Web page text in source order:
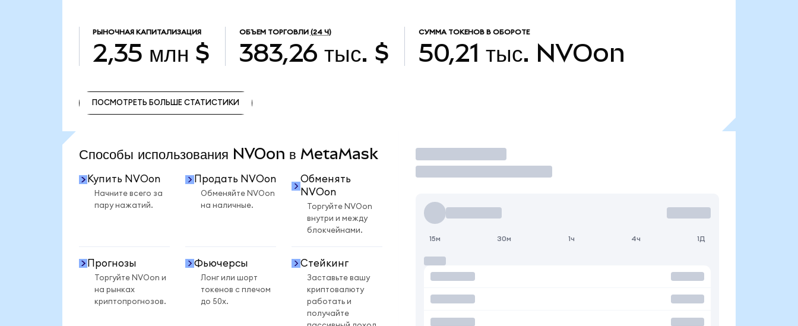
РЫНОЧНАЯ КАПИТАЛИЗАЦИЯ
2,35 млн $
ОБЪЕМ ТОРГОВЛИ (24 Ч)
383,26 тыс. $
СУММА ТОКЕНОВ В ОБОРОТЕ
50,21 тыс. NVOon
ПОСМОТРЕТЬ БОЛЬШЕ СТАТИСТИКИ
Способы использования NVOon в MetaMask
Купить NVOon
Начните всего за
пару нажатий.
Продать NVOon
Обменяйте NVOon
на наличные.
Обменять
NVOon
Торгуйте NVOon
внутри и между
блокчейнами.
Прогнозы
Торгуйте NVOon и
на рынках
криптопрогнозов.
Фьючерсы
Лонг или шорт
токенов с плечом
до 50x.
Стейкинг
Заставьте вашу
криптовалюту
работать и
получайте
Торговать
15м 30м 1ч 4ч 1Д